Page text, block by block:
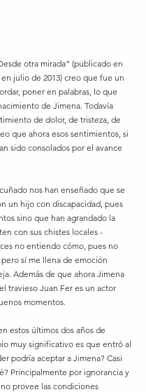
otra mirada” (publicado en
julio de 2013) creo que fue un
poner en palabras, lo que
de Jimena. Todavía
de dolor, de tristeza, de
que ahora esos sentimientos, si
sido consolados por el avance
nos han enseñado que se
un hijo con discapacidad, pues
sino que han agrandado la
con sus chistes locales -
no entiendo cómo, pues no
sí me llena de emoción
Además de que ahora Jimena
travieso Juan Fer es un actor
momentos.
estos últimos dos años de
muy significativo es que entró al
podría aceptar a Jimena? Casi
Principalmente por ignorancia y
provee las condiciones